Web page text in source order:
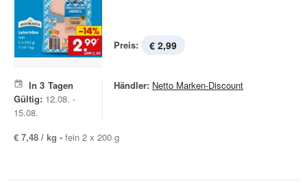
Preis: € 2,99
In 3 Tagen
Gültig: 12.08. -
15.08.
Händler: Netto Marken-Discount
€ 7,48 / kg - fein 2 x 200 g